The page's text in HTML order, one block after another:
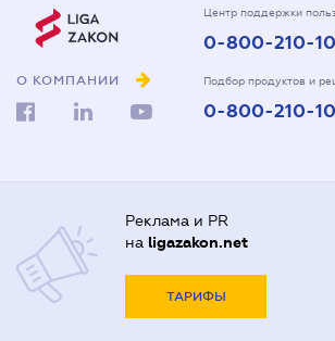
О КОМПАНИИ
Центр поддержки
0-800-210-
Подбор продуктов и
0-800-210-
Реклама и PR
на ligazakon.net
ТАРИФЫ